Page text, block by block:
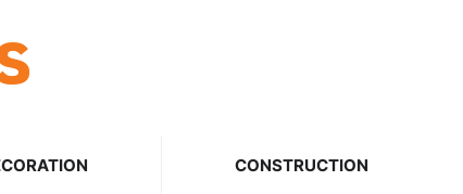
CONSTRUCTION